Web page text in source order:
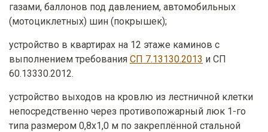
газами, баллонов под давлением, автомобильных
(мотоциклетных) шин (покрышек);
устройство в квартирах на 12 этаже каминов с
выполнением требования СП 7.13130.2013 и СП
60.13330.2012.
устройство выходов на кровлю из лестничной клетки
непосредственно через противопожарный люк 1-го
типа размером 0,8х1,0 м по закреплённой стальной